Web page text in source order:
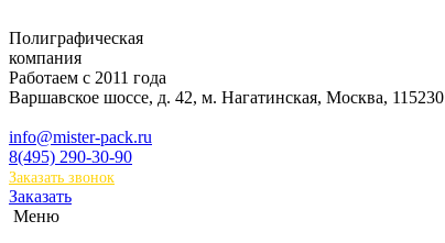
Полиграфическая
компания
Работаем с 2011 года
Варшавское шоссе, д. 42, м. Нагатинская, Москва, 115230
info@mister-pack.ru
8(495) 290-30-90
Заказать звонок
Заказать
Меню